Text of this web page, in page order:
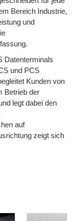
Bereich Industrie,
und
Datenterminals
und PCS
Kunden von
Betrieb der
legt dabei den
auf
zeigt sich